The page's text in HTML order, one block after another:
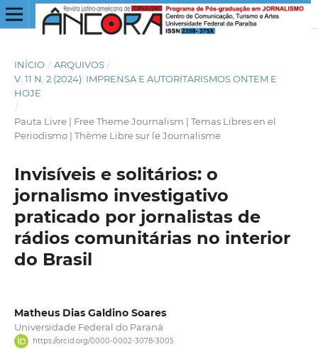
INÍCIO / ARQUIVOS /
V. 11 N. 2 (2024): IMPRENSA E AUTORITARISMOS ONTEM E
HOJE
/
Pauta Livre | Free Theme Journalism | Temas Libres en el
Periodismo | Thème Libre sur le Journalisme
Invisíveis e solitários: o
jornalismo investigativo
praticado por jornalistas de
rádios comunitárias no interior
do Brasil
Matheus Dias Galdino Soares
Universidade Federal do Paraná
https://orcid.org/0000-0002-3078-3005